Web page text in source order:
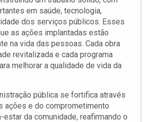
em saúde, tecnologia,
dos serviços públicos. Esses
as ações implantadas estão
na vida das pessoas. Cada obra
revitalizada e cada programa
melhorar a qualidade de vida da
pública se fortifica através
ações e do comprometimento
da comunidade, reafirmando o